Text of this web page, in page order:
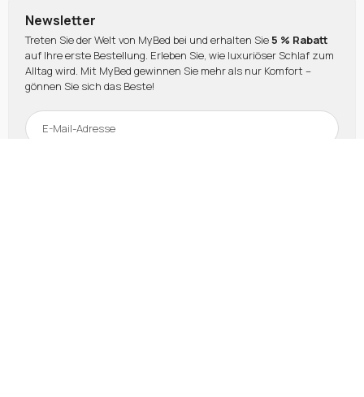
Newsletter
Treten Sie der Welt von MyBed bei und erhalten Sie5 % Rabatt
auf Ihre erste Bestellung. Erleben Sie, wie luxuriöser Schlaf zum
Alltag wird. Mit MyBed gewinnen Sie mehr als nur Komfort –
gönnen Sie sich das Beste!